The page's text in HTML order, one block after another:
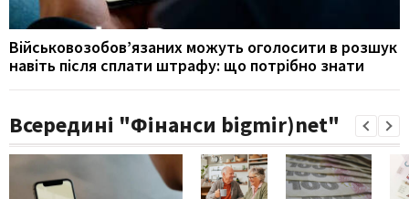
Військовозобов’язаних можуть оголосити в розшук
навіть після сплати штрафу: що потрібно знати
Всередині "Фінанси bigmir)net"